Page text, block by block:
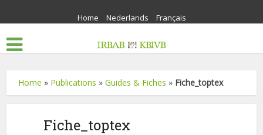
Home Nederlands Français
Home » Publications »Guides & Fiches » Fiche_toptex
Fiche_toptex